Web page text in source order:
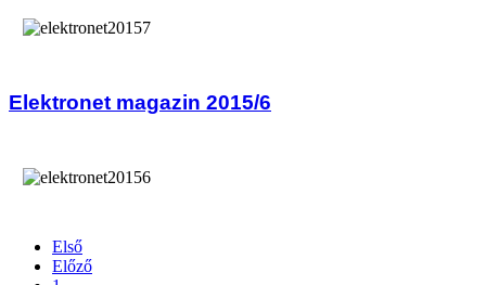
Elektronet magazin 2015/6
Első
Előző